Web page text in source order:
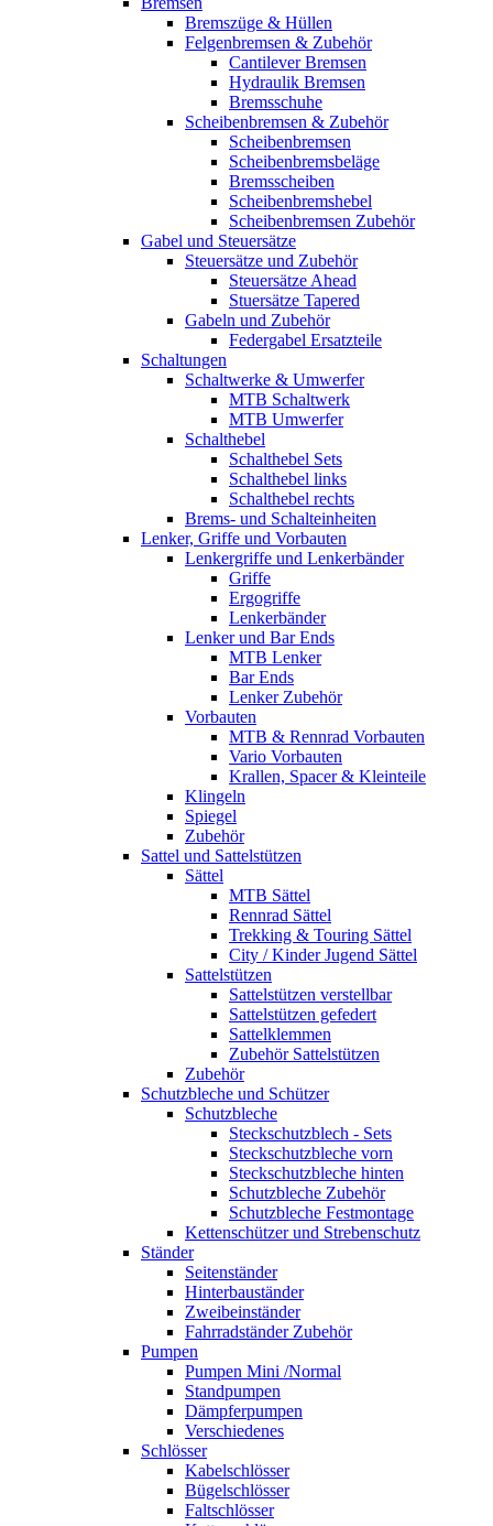
Bremszüge & Hüllen
Felgenbremsen & Zubehör
Cantilever Bremsen
Hydraulik Bremsen
Bremsschuhe
Scheibenbremsen & Zubehör
Scheibenbremsen
Scheibenbremsbeläge
Bremsscheiben
Scheibenbremshebel
Scheibenbremsen Zubehör
Gabel und Steuersätze
Steuersätze und Zubehör
Steuersätze Ahead
Stuersätze Tapered
Gabeln und Zubehör
Federgabel Ersatzteile
Schaltungen
Schaltwerke & Umwerfer
MTB Schaltwerk
MTB Umwerfer
Schalthebel
Schalthebel Sets
Schalthebel links
Schalthebel rechts
Brems- und Schalteinheiten
Lenker, Griffe und Vorbauten
Lenkergriffe und Lenkerbänder
Griffe
Ergogriffe
Lenkerbänder
Lenker und Bar Ends
MTB Lenker
Bar Ends
Lenker Zubehör
Vorbauten
MTB & Rennrad Vorbauten
Vario Vorbauten
Krallen, Spacer & Kleinteile
Klingeln
Spiegel
Zubehör
Sattel und Sattelstützen
Sättel
MTB Sättel
Rennrad Sättel
Trekking & Touring Sättel
City / Kinder Jugend Sättel
Sattelstützen
Sattelstützen verstellbar
Sattelstützen gefedert
Sattelklemmen
Zubehör Sattelstützen
Zubehör
Schutzbleche und Schützer
Schutzbleche
Steckschutzblech - Sets
Steckschutzbleche vorn
Steckschutzbleche hinten
Schutzbleche Zubehör
Schutzbleche Festmontage
Kettenschützer und Strebenschutz
Ständer
Seitenständer
Hinterbauständer
Zweibeinständer
Fahrradständer Zubehör
Pumpen
Pumpen Mini /Normal
Standpumpen
Dämpferpumpen
Verschiedenes
Schlösser
Kabelschlösser
Bügelschlösser
Faltschlösser